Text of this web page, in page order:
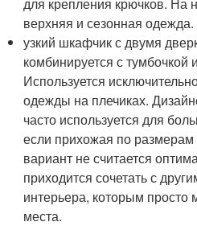
верхняя и сезонная одежда.
узкий шкафчик с двумя
комбинируется с тумбочкой
Используется
одежды на плечиках.
часто используется для
если прихожая по
вариант не считается
приходится сочетать с
интерьера, которым просто
места.